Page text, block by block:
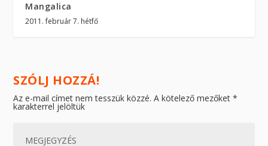
Mangalica
2011. február 7. hétfő
SZÓLJ HOZZÁ!
Az e-mail címet nem tesszük közzé. A kötelező mezőket*
karakterrel jelöltük